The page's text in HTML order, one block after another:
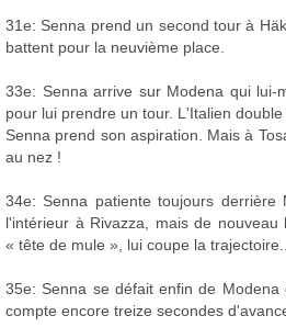
31e: Senna prend un second tour à
battent pour la neuvième place.
33e: Senna arrive sur Modena qui lui-
pour lui prendre un tour. L'Italien
Senna prend son aspiration. Mais à
au nez !
34e: Senna patiente toujours
l'intérieur à Rivazza, mais de
« tête de mule », lui coupe la trajectoire...
35e: Senna se défait enfin de
compte encore treize secondes